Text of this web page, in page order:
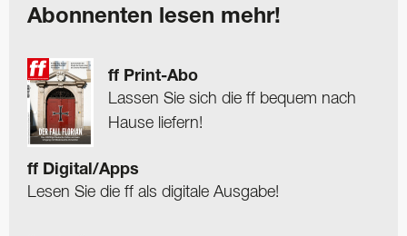
Abonnenten lesen mehr!
ff Print-Abo
Lassen Sie sich die ff bequem nach
Hause liefern!
ff Digital/Apps
Lesen Sie die ff als digitale Ausgabe!